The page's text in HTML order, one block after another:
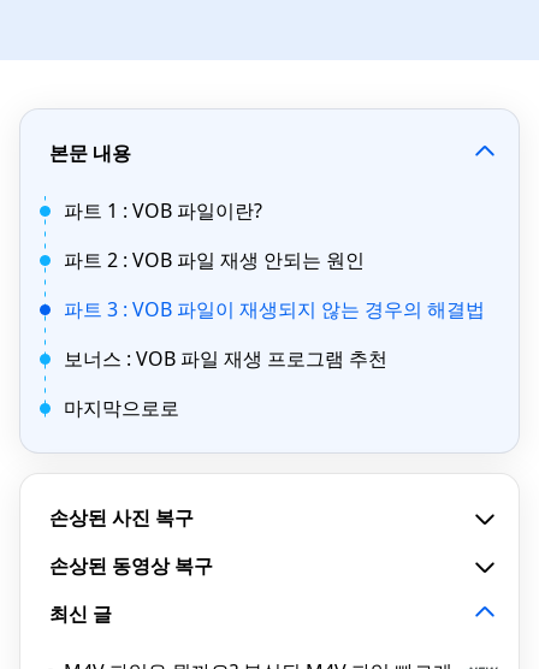
본문 내용
파트 1 : VOB 파일이란?
파트 2 : VOB 파일 재생 안되는 원인
파트 3 : VOB 파일이 재생되지 않는 경우의 해결법
보너스 : VOB 파일 재생 프로그램 추천
마지막으로로
손상된 사진 복구
손상된 동영상 복구
최신 글